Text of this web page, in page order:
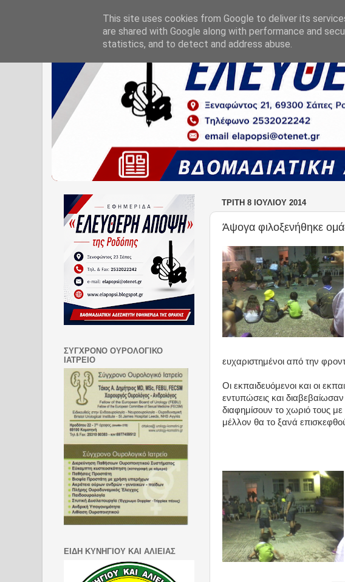
ΤΡΊΤΗ 8 ΙΟΥΛΊΟΥ 2014
Άψογα φιλοξενήθηκε
ευχαριστημένοι από την
Οι εκπαιδευόμενοι και οι
εντυπώσεις και διαβεβαίωσαν
διαφημίσουν το χωριό τους
μέλλον θα το ξανά
ΣΥΓΧΡΟΝΟ ΟΥΡΟΛΟΓΙΚΟ
ΙΑΤΡΕΙΟ
ΕΙΔΗ ΚΥΝΗΓΙΟΥ ΚΑΙ ΑΛΙΕΙΑΣ
This site uses cookies from Google to deliver its
are shared with Google along with performance and
statistics, and to detect and address abuse.